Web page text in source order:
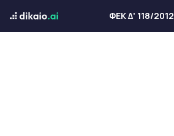
ΦΕΚ Δ' 118/2012